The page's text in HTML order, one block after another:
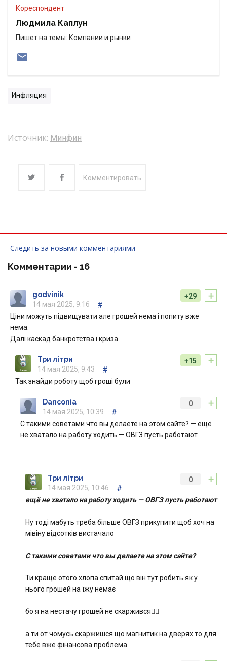
Кореспондент
Людмила Каплун
Пишет на темы: Компании и рынки
Инфляция
Источник: Минфин
Комментировать
Следить за новыми комментариями
Комментарии - 16
+
+29
godvinik
14 мая 2025, 9:16
#
Ціни можуть підвищувати але грошей нема і попиту вже
нема.
Далі каскад банкротства і криза
+
+15
Три літри
14 мая 2025, 9:43
#
Так знайди роботу щоб гроші були
+
0
Danconia
14 мая 2025, 10:39
#
С такими советами что вы делаете на этом сайте? — ещё
не хватало на работу ходить — ОВГЗ пусть работают
+
0
Три літри
14 мая 2025, 10:46
#
ещё не хватало на работу ходить — ОВГЗ пусть работают
Ну тоді мабуть треба більше ОВГЗ прикупити щоб хоч на
мівіну відсотків вистачало
С такими советами что вы делаете на этом сайте?
Ти краще отого хлопа спитай що він тут робить як у
нього грошей на їжу немає
бо я на нестачу грошей не скаржився🤷‍♂️
а ти от чомусь скаржишся що магнитик на дверях то для
тебе вже фінансова проблема